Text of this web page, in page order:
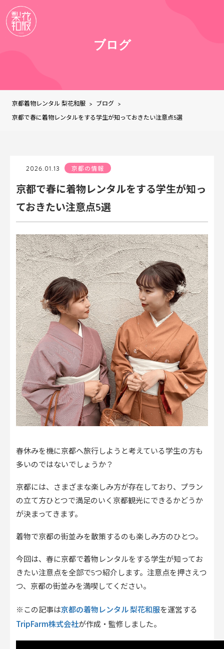
ブログ
京都着物レンタル 梨花和服 > ブログ >
京都で春に着物レンタルをする学生が知っておきたい注意点5選
2026.01.13 京都の情報
京都で春に着物レンタルをする学生が知っ
ておきたい注意点5選
春休みを機に京都へ旅行しようと考えている学生の方も
多いのではないでしょうか？
京都には、さまざまな楽しみ方が存在しており、プラン
の立て方ひとつで満足のいく京都観光にできるかどうか
が決まってきます。
着物で京都の街並みを散策するのも楽しみ方のひとつ。
今回は、春に京都で着物レンタルをする学生が知ってお
きたい注意点を全部で5つ紹介します。注意点を押さえつ
つ、京都の街並みを満喫してください。
※この記事は京都の着物レンタル 梨花和服を運営する
TripFarm株式会社が作成・監修しました。